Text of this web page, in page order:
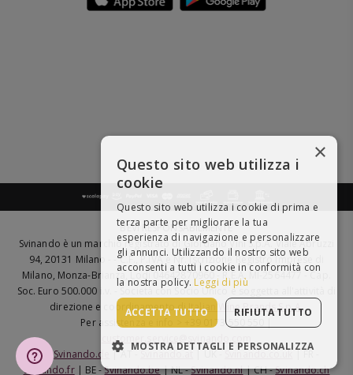
BEVI RESPONSABILMENTE
Svinando è un marchio registrato di Giordano Vini S.p.A. Viale Abruzzi
94, 20131 Milano - - C.F., P.IVA e Nr. Iscrizione Registro Imprese di
Milano, Monza-Brianza, Lodi 04642870960 - R.E.A. MI-2564477 - Cap.
Soc. Euro 500.000 i.v. - Società con Socio Unico e soggetta all'attività di
direzione e coordinamento diItalian Wine Brands S.p.A.
Per assistenza e info > +39 0173 550 550 |
customer.service@svinando.com
DE -Svinando.de | AT -Svinando.at | UK - Svinando.co.uk| FR -
Svinando.fr| BE -Svinando.be| NL -Svinando.nl| CH -Svinando.ch
×
Questo sito web utilizza i
cookie
Questo sito web utilizza i cookie di prima e
terza parte per migliorare la tua
esperienza di navigazione e personalizzare
gli annunci. Utilizzando il nostro sito web
acconsenti a tutti i cookie in conformità con
la nostra policy. Leggi di più
ACCETTA TUTTO RIFIUTA TUTTO
MOSTRA DETTAGLI E PERSONALIZZA